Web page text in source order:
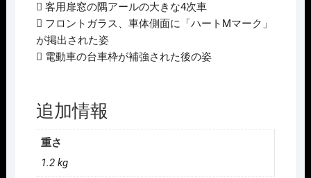
 客用扉窓の隅アールの大きな4次車
 フロントガラス、車体側面に「ハートMマーク」
が掲出された姿
 電動車の台車枠が補強された後の姿
追加情報
重さ
1.2 kg